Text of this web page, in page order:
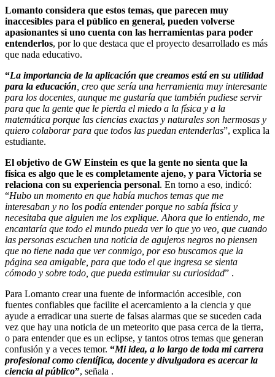
Lomanto considera que estos temas, que parecen muy
inaccesibles para el público en general, pueden volverse
apasionantes si uno cuenta con las herramientas para poder
entenderlos, por lo que destaca que el proyecto desarrollado es más
que nada educativo.
“La importancia de la aplicación que creamos está en su utilidad
para la educación , creo que sería una herramienta muy interesante
para los docentes, aunque me gustaría que también pudiese servir
para que la gente que le pierda el miedo a la física y a la
matemática porque las ciencias exactas y naturales son hermosas y
quiero colaborar para que todos las puedan entenderlas”, explica la
estudiante.
El objetivo de GW Einstein es que la gente no sienta que la
física es algo que le es completamente ajeno, y para Victoria se
relaciona con su experiencia personal. En torno a eso, indicó:
“Hubo un momento en que había muchos temas que me
interesaban y no los podía entender porque no sabía física y
necesitaba que alguien me los explique. Ahora que lo entiendo, me
encantaría que todo el mundo pueda ver lo que yo veo, que cuando
las personas escuchen una noticia de agujeros negros no piensen
que no tiene nada que ver conmigo, por eso buscamos que la
página sea amigable, para que todo el que ingresa se sienta
cómodo y sobre todo, que pueda estimular su curiosidad” .
Para Lomanto crear una fuente de información accesible, con
fuentes confiables que facilite el acercamiento a la ciencia y que
ayude a erradicar una suerte de falsas alarmas que se suceden cada
vez que hay una noticia de un meteorito que pasa cerca de la tierra,
o para entender que es un eclipse, y tantos otros temas que generan
confusión y a veces temor. “Mi idea, a lo largo de toda mi carrera
profesional como científica, docente y divulgadora es acercar la
ciencia al público”, señala .